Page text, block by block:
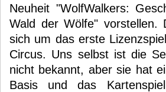
Neuheit "WolfWalkers:
Wald der Wölfe" vorstellen.
sich um das erste
Circus. Uns selbst ist die
nicht bekannt, aber sie hat
Basis und das